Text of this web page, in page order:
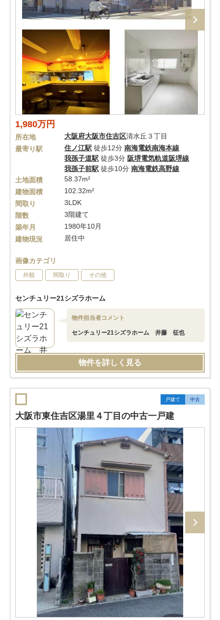
1,980万円
所在地 大阪府大阪市住吉区清水丘３丁目
最寄り駅
住ノ江駅 徒歩12分 南海電鉄南海本線
我孫子道駅 徒歩3分 阪堺電気軌道阪堺線
我孫子前駅 徒歩10分 南海電鉄高野線
土地面積
58.37m²
建物面積
102.32m²
間取り
3LDK
階数
3階建て
築年月
1980年10月
建物現況
居住中
画像カテゴリ
外観 間取り その他
センチュリー21シズラホーム
物件担当者コメント
センチュリー21シズラホーム 井藤 征也
物件を詳しく見る
戸建て 中古
大阪市東住吉区湯里４丁目の中古一戸建